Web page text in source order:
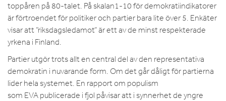
toppåren på 80-talet. På skalan1-10 för demokratiindikatorer
är förtroendet för politiker och partier bara lite över 5. Enkäter
visar att ”riksdagsledamot” är ett av de minst respekterade
yrkena i Finland.
Partier utgör trots allt en central del av den representativa
demokratin i nuvarande form. Om det går dåligt för partierna
lider hela systemet. En rapport om populism
som EVA publicerade i fjol påvisar att i synnerhet de yngre